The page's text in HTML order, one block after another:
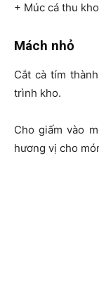
+ Múc cá thu
Mách nhỏ
Cắt cà tím
trình kho.
Cho giấm vào
hương vị cho